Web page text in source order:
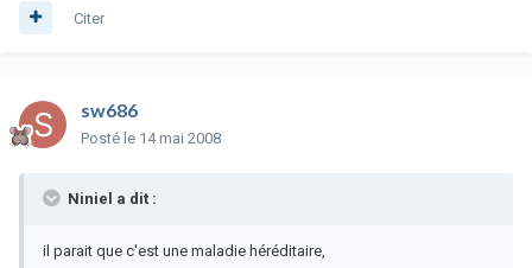
Citer
sw686
Posté le 14 mai 2008
Niniel a dit :
il parait que c'est une maladie héréditaire,